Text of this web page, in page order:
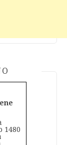
1480